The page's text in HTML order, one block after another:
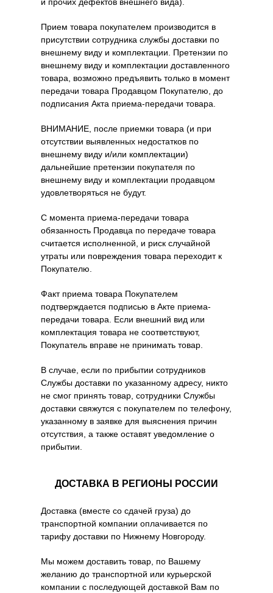
Прием товара покупателем производится в
присутствии сотрудника службы доставки по
внешнему виду и комплектации. Претензии по
внешнему виду и комплектации доставленного
товара, возможно предъявить только в момент
передачи товара Продавцом Покупателю, до
подписания Акта приема-передачи товара.
ВНИМАНИЕ, после приемки товара (и при
отсутствии выявленных недостатков по
внешнему виду и/или комплектации)
дальнейшие претензии покупателя по
внешнему виду и комплектации продавцом
удовлетворяться не будут.
С момента приема-передачи товара
обязанность Продавца по передаче товара
считается исполненной, и риск случайной
утраты или повреждения товара переходит к
Покупателю.
Факт приема товара Покупателем
подтверждается подписью в Акте приема-
передачи товара. Если внешний вид или
комплектация товара не соответствуют,
Покупатель вправе не принимать товар.
В случае, если по прибытии сотрудников
Службы доставки по указанному адресу, никто
не смог принять товар, сотрудники Службы
доставки свяжутся с покупателем по телефону,
указанному в заявке для выяснения причин
отсутствия, а также оставят уведомление о
прибытии.
ДОСТАВКА В РЕГИОНЫ РОССИИ
Доставка (вместе со сдачей груза) до
транспортной компании оплачивается по
тарифу доставки по Нижнему Новгороду.
Мы можем доставить товар, по Вашему
желанию до транспортной или курьерской
компании с последующей доставкой Вам по